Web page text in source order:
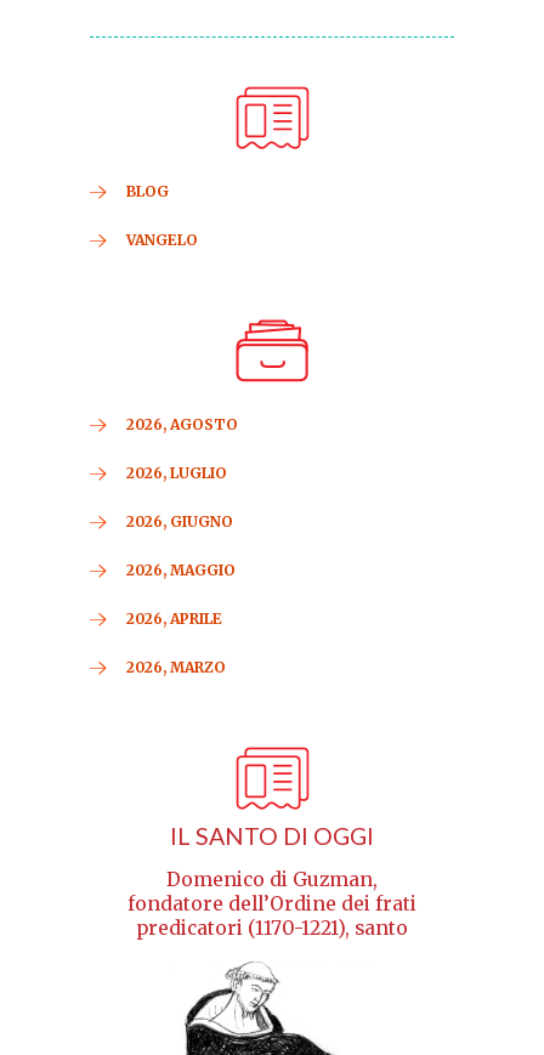
BLOG
VANGELO
2026, AGOSTO
2026, LUGLIO
2026, GIUGNO
2026, MAGGIO
2026, APRILE
2026, MARZO
IL SANTO DI OGGI
Domenico di Guzman,
fondatore dell’Ordine dei frati
predicatori (1170-1221), santo